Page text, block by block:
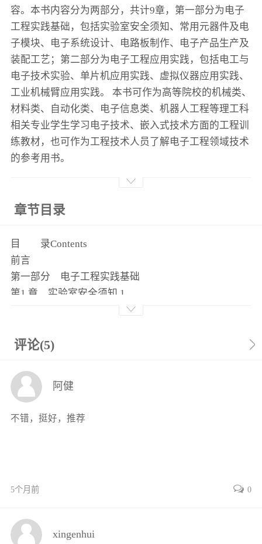
容。本书内容分为两部分，共计9章，第一部分为电子
工程实践基础，包括实验室安全须知、常用元器件及电
子模块、电子系统设计、电路板制作、电子产品生产及
装配工艺；第二部分为电子工程应用实践，包括电工与
电子技术实验、单片机应用实践、虚拟仪器应用实践、
工业机械臂应用实践。 本书可作为高等院校的机械类、
材料类、自动化类、电子信息类、机器人工程等理工科
相关专业学生学习电子技术、嵌入式技术方面的工程训
练教材，也可作为工程技术人员了解电子工程领域技术
的参考用书。
章节目录
目 录Contents
前言
第一部分 电子工程实践基础
第1 章 实验室安全须知 1
1.1 课前准备与环境要求 1
1.3 工具与设备使用安全 2
1.5 应急处理 3
1.6 其他注意事项 3
2.1 电阻器 4
2.2 电容器 11
2.2.2 主要参数 13
2.2.3 型号命名及标记方法 13
评论(5)
阿健
不错，挺好，推荐
5个月前 0
xingenhui